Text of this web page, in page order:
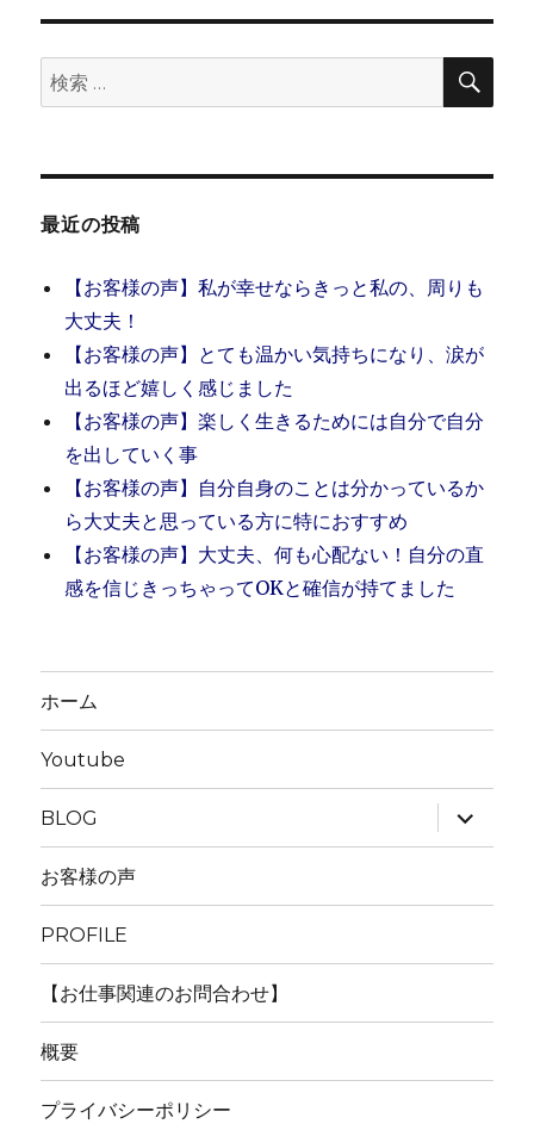
検
索:
検
最近の投稿
【お客様の声】私が幸せならきっと私の、周りも
大丈夫！
【お客様の声】とても温かい気持ちになり、涙が
出るほど嬉しく感じました
【お客様の声】楽しく生きるためには自分で自分
を出していく事
【お客様の声】自分自身のことは分かっているか
ら大丈夫と思っている方に特におすすめ
【お客様の声】大丈夫、何も心配ない！自分の直
感を信じきっちゃってOKと確信が持てました
ホーム
Youtube
BLOG
ブ
メ
ー
開
お客様の声
PROFILE
【お仕事関連のお問合わせ】
概要
プライバシーポリシー